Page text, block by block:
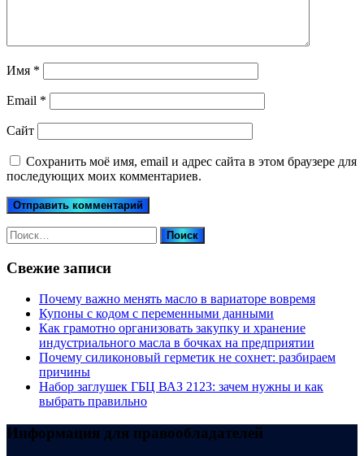
Имя *
Email *
Сайт
Сохранить моё имя, email и адрес сайта в этом браузере для
последующих моих комментариев.
Найти:
Свежие записи
Почему важно менять масло в вариаторе вовремя
Купоны c кодом с переменными данными
Как грамотно организовать закупку и хранение
индустриального масла в бочках на предприятии
Почему силиконовый герметик не сохнет: разбираем
причины
Набор заглушек ГБЦ ВАЗ 2123: зачем нужны и как
выбрать правильно
Информация для правообладателей